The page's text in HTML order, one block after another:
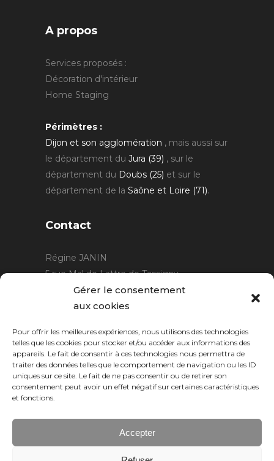
Gérer le consentement
aux cookies
Pour offrir les meilleures expériences, nous utilisons des technologies
telles que les cookies pour stocker et/ou accéder aux informations des
appareils. Le fait de consentir à ces technologies nous permettra de
traiter des données telles que le comportement de navigation ou les ID
uniques sur ce site. Le fait de ne pas consentir ou de retirer son
consentement peut avoir un effet négatif sur certaines caractéristiques
et fonctions.
Accepter
A propos
Services proposés :
Décoration d'intérieur
Home Staging
Périmètres :
Dijon et son agglomération , mais aussi sur
le département du Jura (39) , sur le
département du Doubs (25) et sur le
département de la Saône et Loire (71).
Contact
Régine JANIN
5 rue Mal de Lattre de Tassigny
21220 Gevrey Chambertin
06 15 15 80 29
Horaires :sur rendez-vous.